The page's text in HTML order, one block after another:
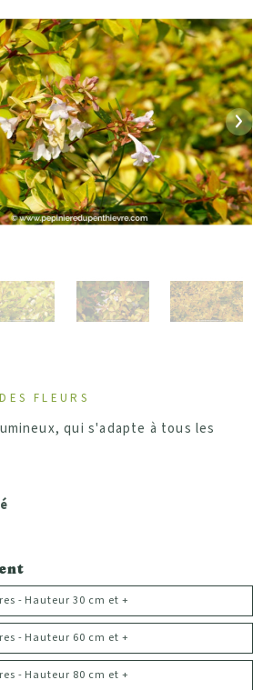
FLEURS
qui s'adapte à tous les
- Hauteur 30 cm et +
- Hauteur 60 cm et +
- Hauteur 80 cm et +